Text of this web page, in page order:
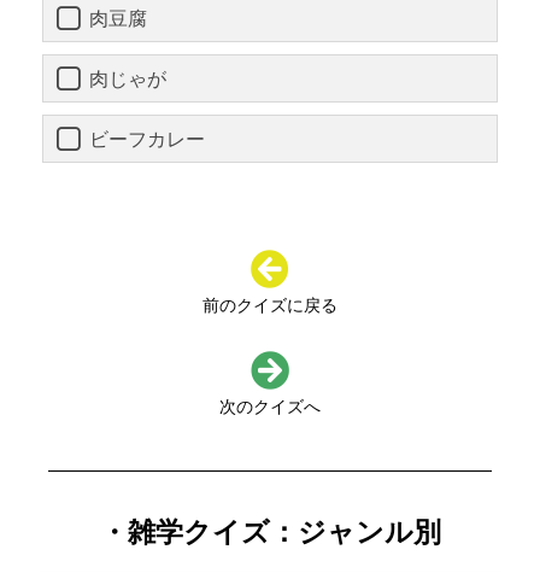
肉豆腐
肉じゃが
ビーフカレー
前のクイズに戻る
次のクイズへ
・雑学クイズ：ジャンル別